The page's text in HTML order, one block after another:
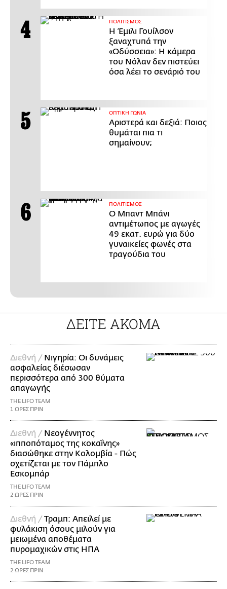
ΠΟΛΙΤΙΣΜΟΣ
Η Έμιλι Γουίλσον
ξαναχτυπά την
«Οδύσσεια»: Η κάμερα
του Νόλαν δεν πιστεύει
όσα λέει το σενάριό του
ΟΠΤΙΚΗ ΓΩΝΙΑ
Αριστερά και δεξιά: Ποιος
θυμάται πια τι
σημαίνουν;
ΠΟΛΙΤΙΣΜΟΣ
Ο Μπαντ Μπάνι
αντιμέτωπος με αγωγές
49 εκατ. ευρώ για δύο
γυναικείες φωνές στα
τραγούδια του
ΔΕΙΤΕ ΑΚΟΜΑ
Διεθνή / Νιγηρία: Οι δυνάμεις
ασφαλείας διέσωσαν
περισσότερα από 300 θύματα
απαγωγής
THE LIFO TEAM
1 ΩΡΕΣ ΠΡΙΝ
Διεθνή / Νεογέννητος
«ιπποπόταμος της κοκαΐνης»
διασώθηκε στην Κολομβία - Πώς
σχετίζεται με τον Πάμπλο
Εσκομπάρ
THE LIFO TEAM
2 ΩΡΕΣ ΠΡΙΝ
Διεθνή /Τραμπ: Απειλεί με
φυλάκιση όσους μιλούν για
μειωμένα αποθέματα
πυρομαχικών στις ΗΠΑ
THE LIFO TEAM
2 ΩΡΕΣ ΠΡΙΝ